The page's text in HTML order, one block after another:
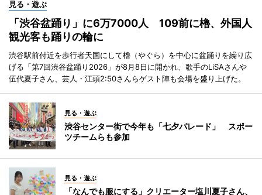
見る・遊ぶ
「渋谷盆踊り」に6万7000人 109前に櫓、外国人
観光客も踊りの輪に
渋谷駅前付近を歩行者天国にして櫓（やぐら）を中心に盆踊りを繰り広
げる「第7回渋谷盆踊り2026」が8月8日に開かれ、歌手のLiSAさんや
伍代夏子さん、芸人・江頭2:50さんらゲスト陣も会場を盛り上げた。
見る・遊ぶ
渋谷センター街で今年も「七夕パレード」 スポー
ツチームらも参加
見る・遊ぶ
「なんでも服にする」クリエーター塩川夏子さん、